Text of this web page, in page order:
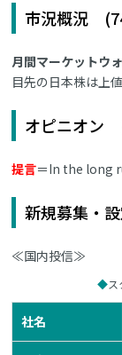
市況概況
月間マーケットウ
目先の日本株は上
オピニオン
提言＝In the long
新規募集・
≪国内投信≫
社名